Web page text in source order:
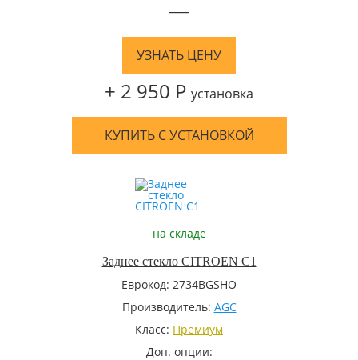
—
УЗНАТЬ ЦЕНУ
+ 2 950 Р установка
КУПИТЬ С УСТАНОВКОЙ
на складе
Заднее стекло CITROEN C1
Еврокод: 2734BGSHO
Производитель: AGC
Класс: Премиум
Доп. опции: